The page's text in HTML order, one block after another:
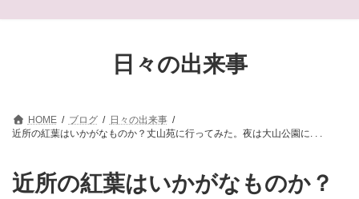
日々の出来事
HOME ブログ
日々の出来事
近所の紅葉はいかがなものか？丈山苑に行ってみた。夜は大山公園に. . .
近所の紅葉はいかがなものか？